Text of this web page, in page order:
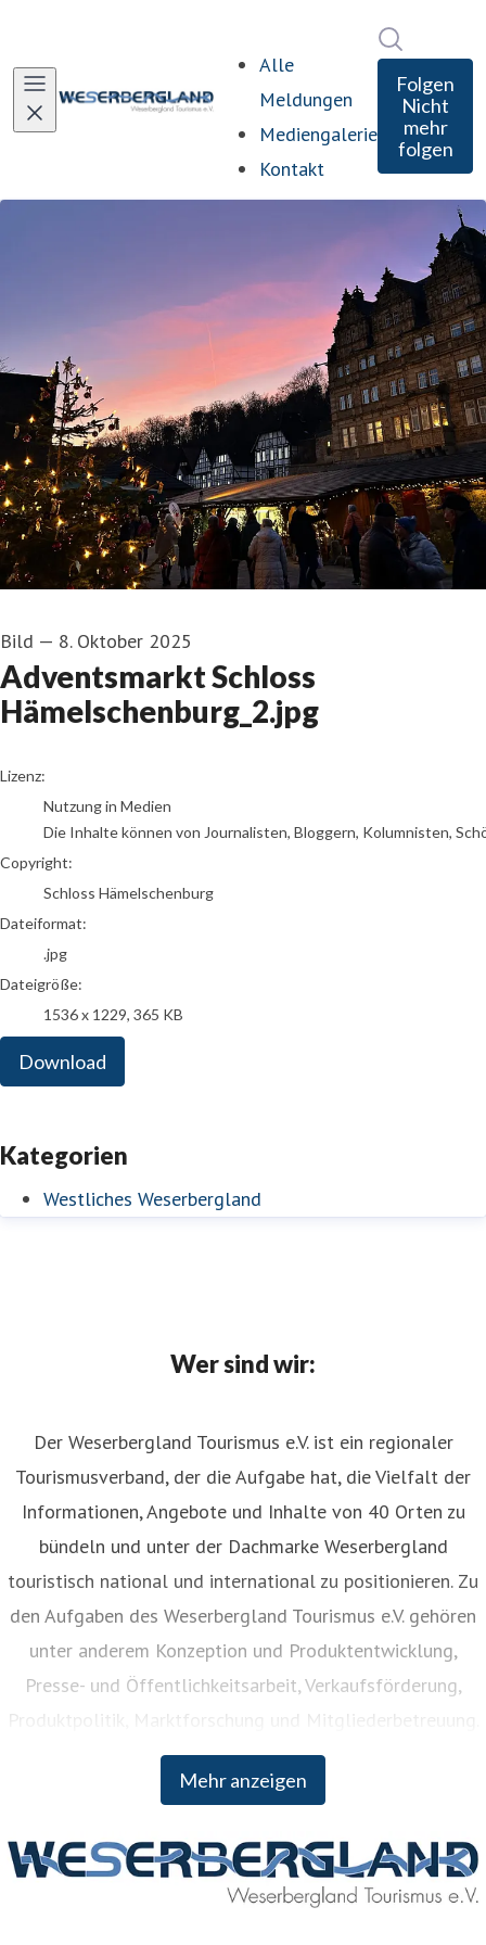
Alle
Meldungen
Mediengalerie
Kontakt
Folgen
Nicht
mehr
folgen
Bild — 8. Oktober 2025
Adventsmarkt Schloss
Hämelschenburg_2.jpg
go to media item
Lizenz:
Nutzung in Medien
Die Inhalte können von Journalisten, Bloggern, Kolumnisten,
Copyright:
Schloss Hämelschenburg
Dateiformat:
.jpg
Dateigröße:
1536 x 1229, 365 KB
Download
Kategorien
Westliches Weserbergland
Wer sind wir:
Mehr anzeigen
Der Weserbergland Tourismus e.V. ist ein regionaler
Tourismusverband, der die Aufgabe hat, die Vielfalt der
Informationen, Angebote und Inhalte von 40 Orten zu
bündeln und unter der Dachmarke Weserbergland
touristisch national und international zu positionieren. Zu
den Aufgaben des Weserbergland Tourismus e.V. gehören
unter anderem Konzeption und Produktentwicklung,
Presse- und Öffentlichkeitsarbeit, Verkaufsförderung,
Produktpolitik, Marktforschung und Mitgliederbetreuung.
Der Weserbergland Tourismus e.V. wurde bereits 1902
gegründet und Mitglieder sind neben den vier Landkreisen
unter anderem verschiedene Städte und Gemeinden,
Heilbäder sowie sonstige Mitglieder zwischen Hann.